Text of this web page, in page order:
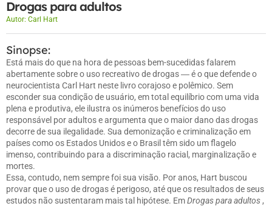
Drogas para adultos
Autor: Carl Hart
Sinopse:
Está mais do que na hora de pessoas bem-sucedidas falarem
abertamente sobre o uso recreativo de drogas ― é o que defende o
neurocientista Carl Hart neste livro corajoso e polêmico. Sem
esconder sua condição de usuário, em total equilíbrio com uma vida
plena e produtiva, ele ilustra os inúmeros benefícios do uso
responsável por adultos e argumenta que o maior dano das drogas
decorre de sua ilegalidade. Sua demonização e criminalização em
países como os Estados Unidos e o Brasil têm sido um flagelo
imenso, contribuindo para a discriminação racial, marginalização e
mortes.
Essa, contudo, nem sempre foi sua visão. Por anos, Hart buscou
provar que o uso de drogas é perigoso, até que os resultados de seus
estudos não sustentaram mais tal hipótese. EmDrogas para adultos ,